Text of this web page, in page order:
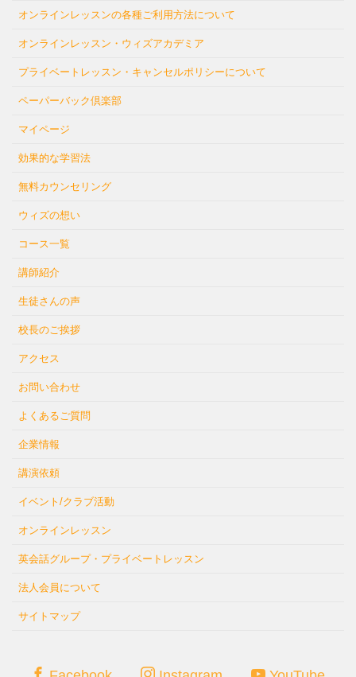
オンラインレッスンの各種ご利用方法について
オンラインレッスン・ウィズアカデミア
プライベートレッスン・キャンセルポリシーについて
ペーパーバック倶楽部
マイページ
効果的な学習法
無料カウンセリング
ウィズの想い
コース一覧
講師紹介
生徒さんの声
校長のご挨拶
アクセス
お問い合わせ
よくあるご質問
企業情報
講演依頼
イベント/クラブ活動
オンラインレッスン
英会話グループ・プライベートレッスン
法人会員について
サイトマップ